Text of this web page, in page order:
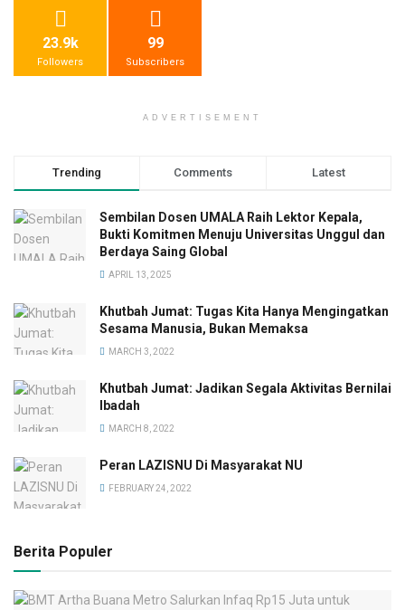
23.9k
Followers
99
Subscribers
ADVERTISEMENT
Trending Comments Latest
Sembilan Dosen UMALA Raih Lektor Kepala,
Bukti Komitmen Menuju Universitas Unggul dan
Berdaya Saing Global
APRIL 13, 2025
Khutbah Jumat: Tugas Kita Hanya Mengingatkan
Sesama Manusia, Bukan Memaksa
MARCH 3, 2022
Khutbah Jumat: Jadikan Segala Aktivitas Bernilai
Ibadah
MARCH 8, 2022
Peran LAZISNU Di Masyarakat NU
FEBRUARY 24, 2022
Berita Populer